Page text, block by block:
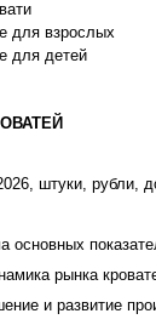
для взрослых
для детей
штуки, рубли,
основных
рынка
и развитие